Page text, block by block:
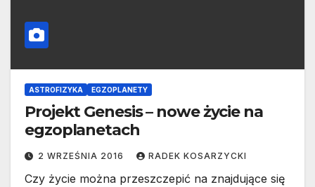
ASTROFIZYKA EGZOPLANETY
Projekt Genesis – nowe życie na
egzoplanetach
2 WRZEŚNIA 2016 RADEK KOSARZYCKI
Czy życie można przeszczepić na znajdujące się